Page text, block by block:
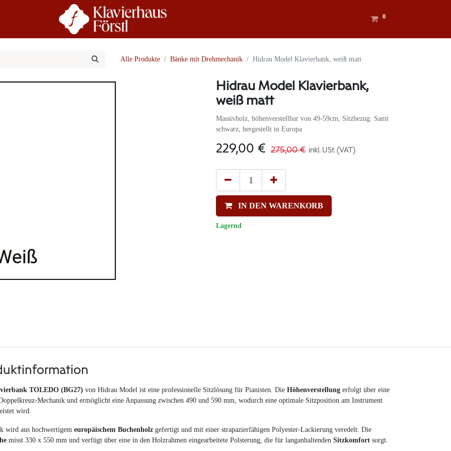
0
Alle Produkte Bänke mit Drehmechanik Hidrau Model Klavierbank, weiß matt
Hidrau Model Klavierbank,
weiß matt
Massivholz, höhenverstellbar von 49-59cm, Sitzbezug: Samt
schwarz, hergestellt in Europa
229,00 € 275,00€ inkl. USt. (VAT)
IN DEN WARENKORB
Lagernd
TOLEDO (BG27) von Hidrau Model ist eine professionelle Sitzlösung für Pianisten. Die Höhenverstellung erfolgt über eine
Mechanik und ermöglicht eine Anpassung zwischen 490 und 590 mm, wodurch eine optimale Sitzposition am Instrument
wird.
wird aus hochwertigem europäischem Buchenholz gefertigt und mit einer strapazierfähigen Polyester-Lackierung veredelt. Die
misst 330 x 550 mm und verfügt über eine in den Holzrahmen eingearbeitete Polsterung, die für langanhaltenden Sitzkomfort sorgt.